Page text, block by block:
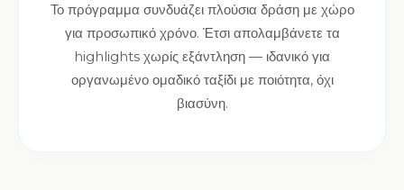
Το πρόγραμμα συνδυάζει πλούσια δράση με χώρο
για προσωπικό χρόνο. Έτσι απολαμβάνετε τα
highlights χωρίς εξάντληση — ιδανικό για
οργανωμένο ομαδικό ταξίδι με ποιότητα, όχι
βιασύνη.